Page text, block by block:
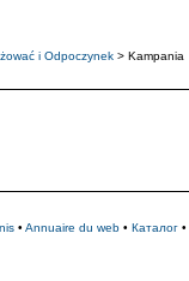
i Odpoczynek > Kampania
• Annuaire du web • Каталог •